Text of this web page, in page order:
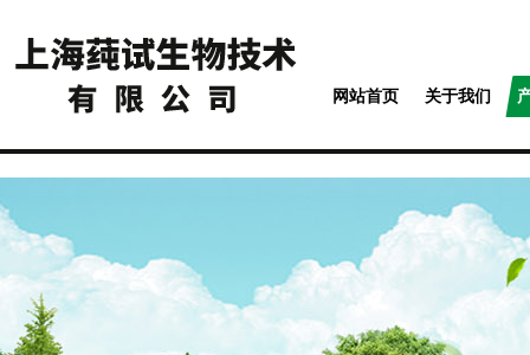
网站首页 关于我们